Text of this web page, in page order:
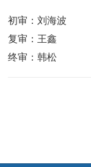
初审：刘海波
复审：王鑫
终审：韩松